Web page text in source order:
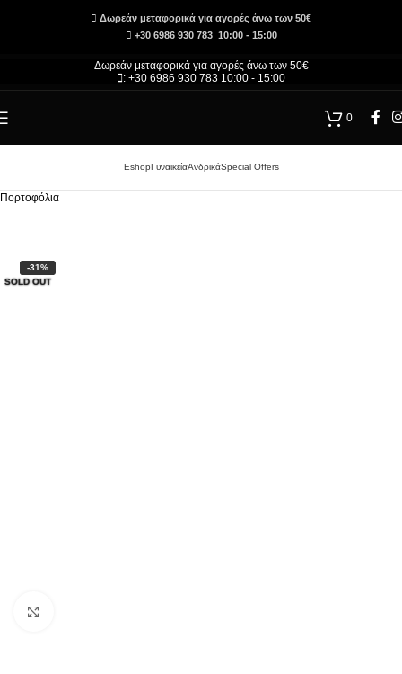
Δωρεάν μεταφορικά για αγορές άνω των 50€
+30 6986 930 783 10:00 - 15:00
Δωρεάν μεταφορικά για αγορές άνω των 50€
: +30 6986 930 783 10:00 - 15:00
0
EshopΓυναικείαΑνδρικάSpecial Offers
Πορτοφόλια
-31%
SOLD OUT